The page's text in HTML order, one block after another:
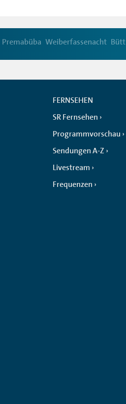
Premabüba Weiberfassenacht Bütt
FERNSEHEN
SR Fernsehen
Programmvorschau
Sendungen A-Z
Livestream
Frequenzen